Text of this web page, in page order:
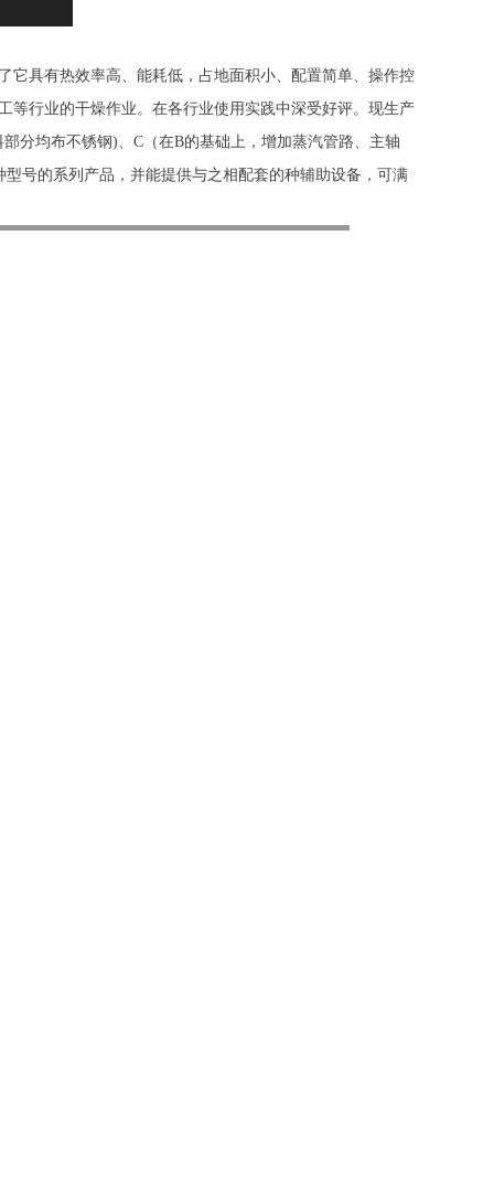
具有热效率高、能耗低，占地面积小、配置简单、操作控
等行业的干燥作业。在各行业使用实践中深受好评。现生产
分均布不锈钢)、C（在B的基础上，增加蒸汽管路、主轴
号的系列产品，并能提供与之相配套的种辅助设备，可满